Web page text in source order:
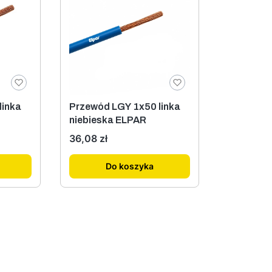
Przewód LGY 1x50 linka
niebieska ELPAR
Cena
36,08 zł
Do koszyka